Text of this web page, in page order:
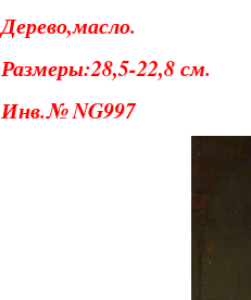
Дерево,масло.
Размеры:28,5-22,8 см.
Инв.№ NG997